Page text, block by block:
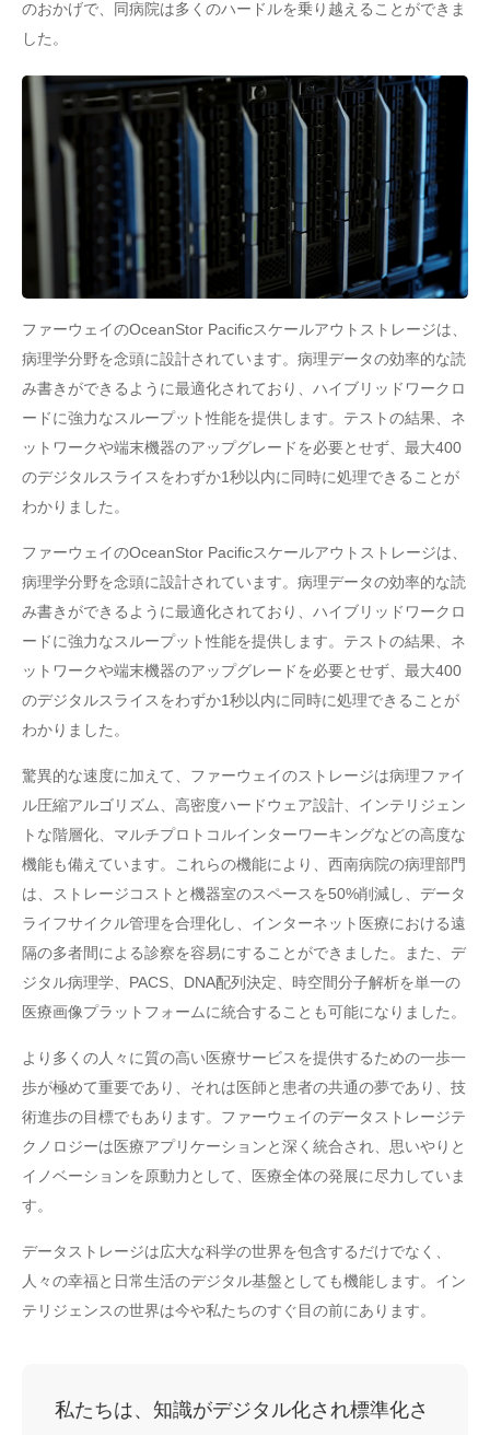
のおかげで、同病院は多くのハードルを乗り越えることができま
した。
ファーウェイのOceanStor Pacificスケールアウトストレージは、
病理学分野を念頭に設計されています。病理データの効率的な読
み書きができるように最適化されており、ハイブリッドワークロ
ードに強力なスループット性能を提供します。テストの結果、ネ
ットワークや端末機器のアップグレードを必要とせず、最大400
のデジタルスライスをわずか1秒以内に同時に処理できることが
わかりました。
ファーウェイのOceanStor Pacificスケールアウトストレージは、
病理学分野を念頭に設計されています。病理データの効率的な読
み書きができるように最適化されており、ハイブリッドワークロ
ードに強力なスループット性能を提供します。テストの結果、ネ
ットワークや端末機器のアップグレードを必要とせず、最大400
のデジタルスライスをわずか1秒以内に同時に処理できることが
わかりました。
驚異的な速度に加えて、ファーウェイのストレージは病理ファイ
ル圧縮アルゴリズム、高密度ハードウェア設計、インテリジェン
トな階層化、マルチプロトコルインターワーキングなどの高度な
機能も備えています。これらの機能により、西南病院の病理部門
は、ストレージコストと機器室のスペースを50%削減し、データ
ライフサイクル管理を合理化し、インターネット医療における遠
隔の多者間による診察を容易にすることができました。また、デ
ジタル病理学、PACS、DNA配列決定、時空間分子解析を単一の
医療画像プラットフォームに統合することも可能になりました。
より多くの人々に質の高い医療サービスを提供するための一歩一
歩が極めて重要であり、それは医師と患者の共通の夢であり、技
術進歩の目標でもあります。ファーウェイのデータストレージテ
クノロジーは医療アプリケーションと深く統合され、思いやりと
イノベーションを原動力として、医療全体の発展に尽力していま
す。
データストレージは広大な科学の世界を包含するだけでなく、
人々の幸福と日常生活のデジタル基盤としても機能します。イン
テリジェンスの世界は今や私たちのすぐ目の前にあります。
私たちは、知識がデジタル化され標準化さ